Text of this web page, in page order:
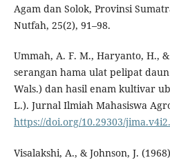
Agam dan Solok, Provinsi
Nutfah, 25(2), 91–98.
Ummah, A. F. M., Haryanto, H.,
serangan hama ulat pelipat
Wals.) dan hasil enam kultivar
L.). Jurnal Ilmiah Mahasiswa
https://doi.org/10.29303/
Visalakshi, A., & Johnson, J.